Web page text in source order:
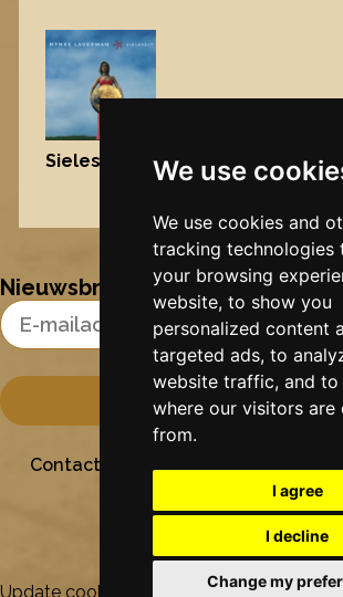
We use
We use cookies and
tracking technologies
your browsing
website, to show you
personalized content
targeted ads, to
website traffic, and to
where our visitors are
from.
I agree
I decline
Change my
Sielesâlt , 2004
Nynke's slowcials
Nieuwsbrief
Email Address
Contact Stichting SielesâltPrivacy
Update cookies preferences